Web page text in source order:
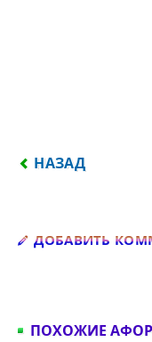
ПРЕДЫДУЩИЙ:
НАЗАД
ДОБАВИТЬ
ПОХОЖИЕ